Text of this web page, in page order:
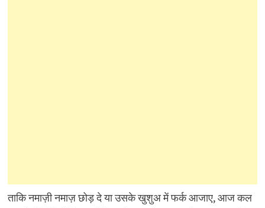
ताकि नमाज़ी नमाज़ छोड़ दे या उसके खुशुअ में फर्क आजाए, आज कल